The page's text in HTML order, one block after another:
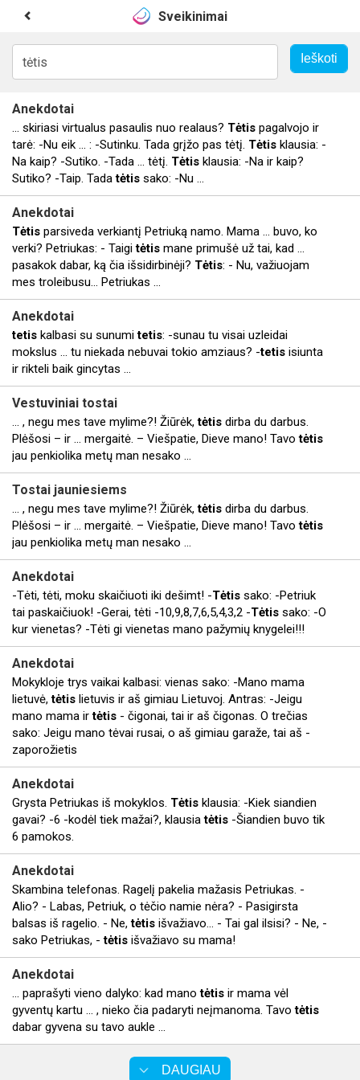
Sveikinimai
Anekdotai
... skiriasi virtualus pasaulis nuo realaus? Tėtis pagalvojo ir
tarė: -Nu eik ... : -Sutinku. Tada grįžo pas tėtį. Tėtis klausia: -
Na kaip? -Sutiko. -Tada ... tėtį. Tėtis klausia: -Na ir kaip?
Sutiko? -Taip. Tadatėtis sako: -Nu ...
Anekdotai
Tėtis parsiveda verkiantį Petriuką namo. Mama ... buvo, ko
verki? Petriukas: - Taigitėtis mane primušė už tai, kad ...
pasakok dabar, ką čia išsidirbinėji? Tėtis: - Nu, važiuojam
mes troleibusu... Petriukas ...
Anekdotai
tetis kalbasi su sunumitetis: -sunau tu visai uzleidai
mokslus ... tu niekada nebuvai tokio amziaus? -tetis isiunta
ir rikteli baik gincytas ...
Vestuviniai tostai
... , negu mes tave mylime?! Žiūrėk,tėtis dirba du darbus.
Plėšosi – ir ... mergaitė. – Viešpatie, Dieve mano! Tavotėtis
jau penkiolika metų man nesako ...
Tostai jauniesiems
... , negu mes tave mylime?! Žiūrėk,tėtis dirba du darbus.
Plėšosi – ir ... mergaitė. – Viešpatie, Dieve mano! Tavotėtis
jau penkiolika metų man nesako ...
Anekdotai
-Tėti, tėti, moku skaičiuoti iki dešimt! -Tėtis sako: -Petriuk
tai paskaičiuok! -Gerai, tėti -10,9,8,7,6,5,4,3,2 -Tėtis sako: -O
kur vienetas? -Tėti gi vienetas mano pažymių knygelei!!!
Anekdotai
Mokykloje trys vaikai kalbasi: vienas sako: -Mano mama
lietuvė,tėtis lietuvis ir aš gimiau Lietuvoj. Antras: -Jeigu
mano mama irtėtis - čigonai, tai ir aš čigonas. O trečias
sako: Jeigu mano tėvai rusai, o aš gimiau garaže, tai aš -
zaporožietis
Anekdotai
Grysta Petriukas iš mokyklos. Tėtis klausia: -Kiek siandien
gavai? -6 -kodėl tiek mažai?, klausiatėtis -Šiandien buvo tik
6 pamokos.
Anekdotai
Skambina telefonas. Ragelį pakelia mažasis Petriukas. -
Alio? - Labas, Petriuk, o tėčio namie nėra? - Pasigirsta
balsas iš ragelio. - Ne,tėtis išvažiavo... - Tai gal ilsisi? - Ne, -
sako Petriukas, -tėtis išvažiavo su mama!
Anekdotai
... paprašyti vieno dalyko: kad manotėtis ir mama vėl
gyventų kartu ... , nieko čia padaryti neįmanoma. Tavotėtis
dabar gyvena su tavo aukle ...
DAUGIAU